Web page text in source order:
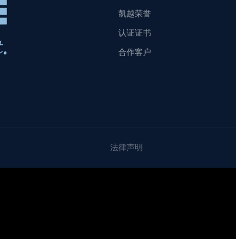
凯越荣誉
认证证书
合作客户
法律声明